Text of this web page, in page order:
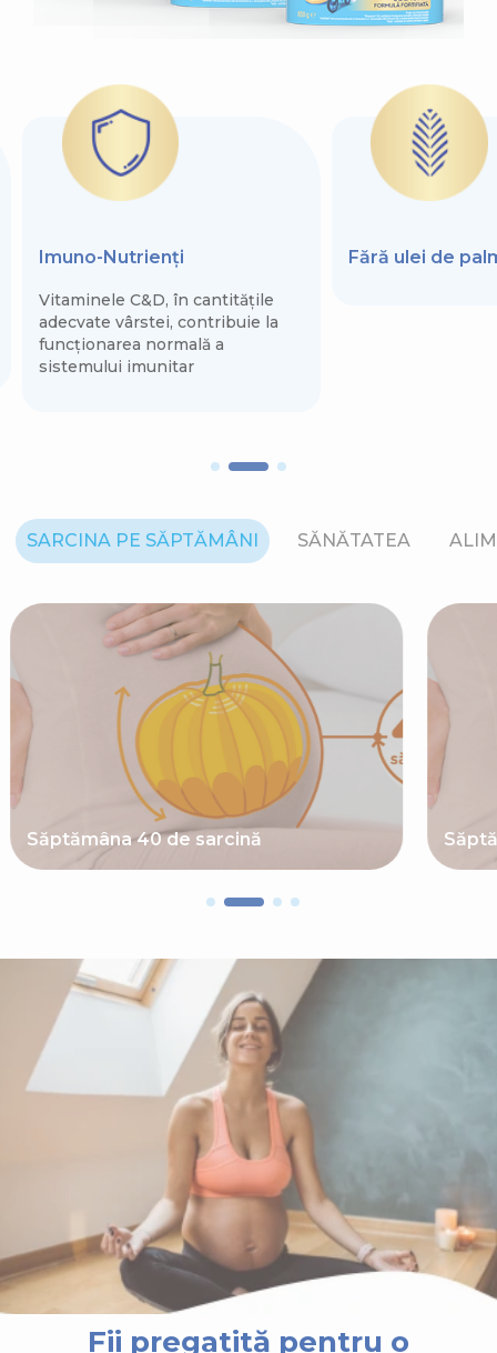
Imuno-Nutrienți
Vitaminele C&D, în cantitățile
adecvate vârstei, contribuie la
funcționarea normală a
sistemului imunitar
Fără ulei de
SARCINA PE SĂPTĂMÂNI SĂNĂTATEA
Săptămâna 40 de sarcină
Fii pregatită pentru o